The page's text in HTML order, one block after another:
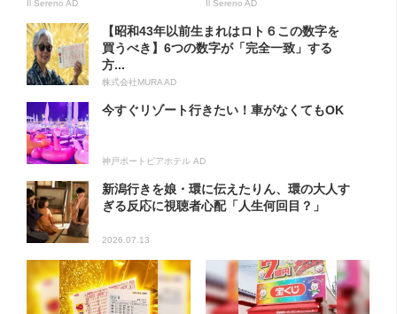
Il Sereno AD Il Sereno AD
【昭和43年以前生まれはロト６この数字を
買うべき】6つの数字が「完全一致」する
方...
株式会社MURA AD
今すぐリゾート行きたい！車がなくてもOK
神戸ポートピアホテル AD
新潟行きを娘・環に伝えたりん、環の大人す
ぎる反応に視聴者心配「人生何回目？」
2026.07.13